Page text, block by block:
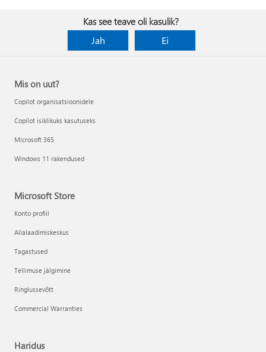
Kas see teave oli kasulik?
Jah
Ei
Mis on uut?
Copilot organisatsioonidele
Copilot isiklikuks kasutuseks
Microsoft 365
Windows 11 rakendused
Microsoft Store
Konto profiil
Allalaadimiskeskus
Tagastused
Tellimuse jälgimine
Ringlussevõtt
Commercial Warranties
Haridus